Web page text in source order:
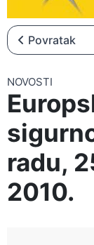
NOVOSTI
NATJEČAJI
Povratak
NOVOSTI
radu,
2010.